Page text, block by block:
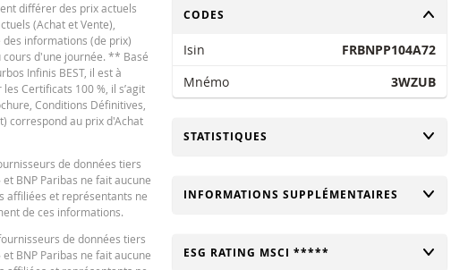
-
à votre égard en ce qui concerne le calculateur et / ou en relation avec des transactions
concerne les informations fournies par la calculatrice et décline toute responsabilité pour
de l'utilisation de la calculatrice par vous. ou vos conseillers ou les informations
différer des prix actuels
(Achat et Vente),
informations (de prix)
cours d'une journée. ** Basé
Infinis BEST, il est à
Certificats 100 %, il s’agit
Conditions Définitives,
correspond au prix d'Achat
de données tiers
BNP Paribas ne fait aucune
affiliées et représentants ne
de ces informations.
de données tiers
BNP Paribas ne fait aucune
CHANGER
CODES
Isin
FRBNPP104A72
Mnémo
3WZUB
CHANGER
STATISTIQUES
CHANGER
INFORMATIONS SUPPLÉMENTAIRES
CHANGER
ESG RATING MSCI *****